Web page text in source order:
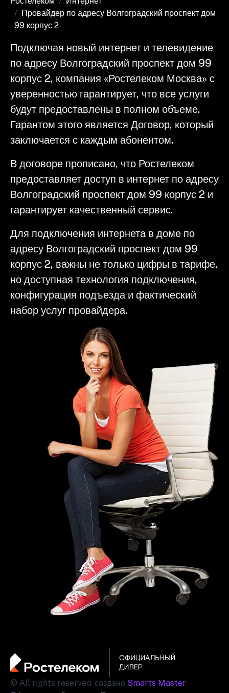
Провайдер по адресу Волгоградский проспект дом
99 корпус 2
Подключая новый интернет и телевидение
по адресу Волгоградский проспект дом 99
корпус 2, компания «Ростелеком Москва» с
уверенностью гарантирует, что все услуги
будут предоставлены в полном объеме.
Гарантом этого является Договор, который
заключается с каждым абонентом.
В договоре прописано, что Ростелеком
предоставляет доступ в интернет по адресу
Волгоградский проспект дом 99 корпус 2 и
гарантирует качественный сервис.
Для подключения интернета в доме по
адресу Волгоградский проспект дом 99
корпус 2, важны не только цифры в тарифе,
но доступная технология подключения,
конфигурация подъезда и фактический
набор услуг провайдера.
© All rights reserved. создано Smarts Master